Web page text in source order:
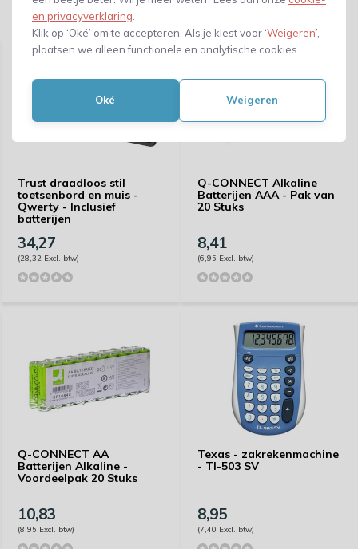
en privacyverklaring
Klik op ‘Oké’ om te accepteren. Als je kiest voor ‘Weigeren’,
plaatsen we alleen functionele en analytische cookies.
Oké Weigeren
Gerelateerde producten
Trust draadloos stil
toetsenbord en muis -
Qwerty - Inclusief
batterijen
34,27
(28,32 Excl. btw)
Q-CONNECT Alkaline
Batterijen AAA - Pak van
20 Stuks
8,41
(6,95 Excl. btw)
Q-CONNECT AA
Batterijen Alkaline -
Voordeelpak 20 Stuks
10,83
(8,95 Excl. btw)
Texas - zakrekenmachine
- TI-503 SV
8,95
(7,40 Excl. btw)